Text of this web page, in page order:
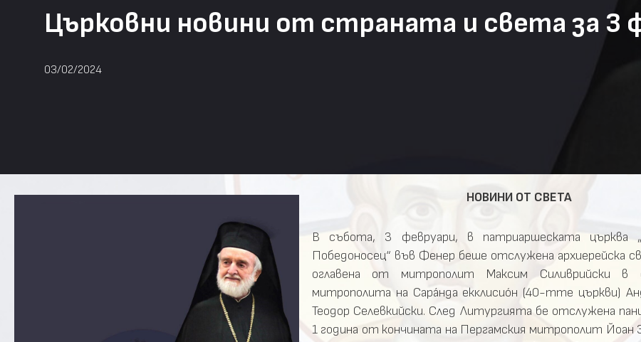
Църковни новини от страната и света за 3
03/02/2024
НОВИНИ ОТ СВЕТА
В събота, 3 февруари, в патриаршеската църква
Победоносец“ във Фенер беше отслужена архиерейска
оглавена от митрополит Максим Силиврийски в
митрополита на Сарáнда екκлисиóн (40-тте църкви)
Теодор Селевкийски. След Литургията бе отслужена
1 година от кончината на Пергамския митрополит Йоан